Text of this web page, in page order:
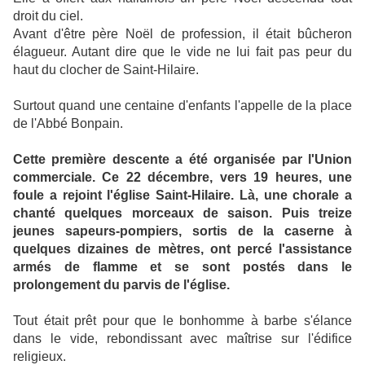
droit du ciel.
Avant d'être père Noël de profession, il était bûcheron
élagueur. Autant dire que le vide ne lui fait pas peur du
haut du clocher de Saint-Hilaire.
Surtout quand une centaine d'enfants l'appelle de la place
de l'Abbé Bonpain.
Cette première descente a été organisée par l'Union
commerciale. Ce 22 décembre, vers 19 heures, une
foule a rejoint l'église Saint-Hilaire. Là, une chorale a
chanté quelques morceaux de saison. Puis treize
jeunes sapeurs-pompiers, sortis de la caserne à
quelques dizaines de mètres, ont percé l'assistance
armés de flamme et se sont postés dans le
prolongement du parvis de l'église.
Tout était prêt pour que le bonhomme à barbe s'élance
dans le vide, rebondissant avec maîtrise sur l'édifice
religieux.